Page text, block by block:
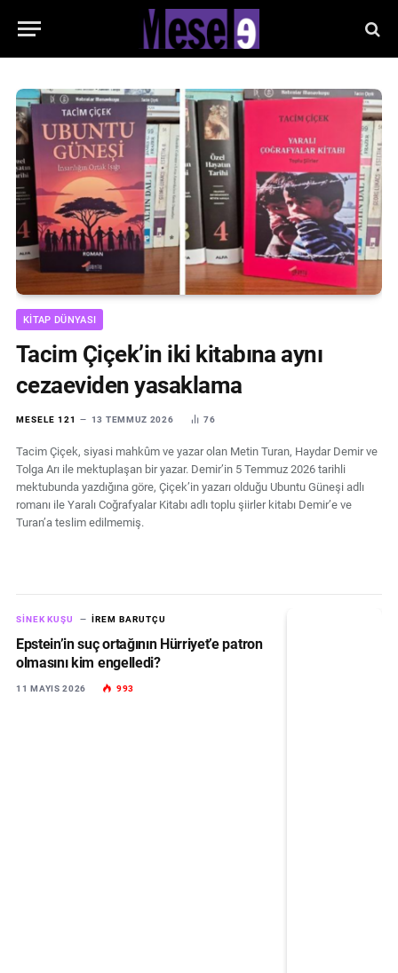
KITAP DÜNYASI
Tacim Çiçek’in iki kitabına aynı
cezaeviden yasaklama
MESELE 121 13 TEMMUZ 2026 76
Tacim Çiçek, siyasi mahkûm ve yazar olan Metin Turan, Haydar Demir ve
Tolga Arı ile mektuplaşan bir yazar. Demir’in 5 Temmuz 2026 tarihli
mektubunda yazdığına göre, Çiçek’in yazarı olduğu Ubuntu Güneşi adlı
romanı ile Yaralı Coğrafyalar Kitabı adlı toplu şiirler kitabı Demir’e ve
Turan’a teslim edilmemiş.
SINEK KUŞU İREM BARUTÇU
Epstein’in suç ortağının Hürriyet’e patron
olmasını kim engelledi?
11 MAYIS 2026 993